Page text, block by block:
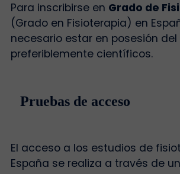
Para inscribirse en Grado de
(Grado en Fisioterapia) en
necesario estar en posesión del
preferiblemente científicos.
Pruebas de acceso
El acceso a los estudios de
España se realiza a través de